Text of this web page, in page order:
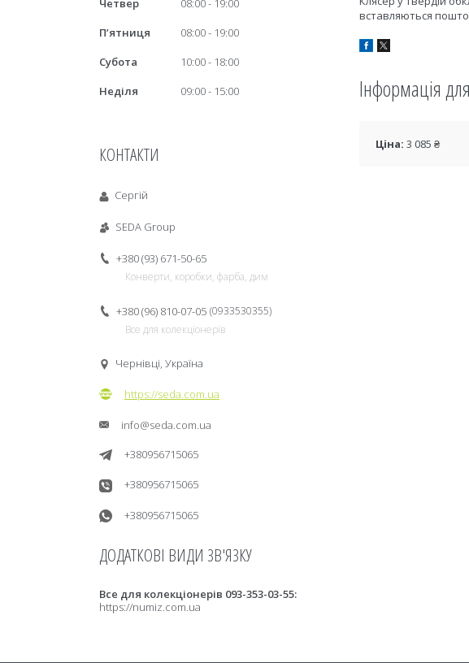
вставляються
Інформація
Ціна: 3 085 ₴
Четвер
08:00
19:00
Пʼятниця
08:00
19:00
Субота
10:00
18:00
Неділя
09:00 15:00
КОНТАКТИ
Сергій
SEDA Group
+380 (93) 671-50-65
Конверти, коробки, фарба, дим
+380 (96) 810-07-05 0933530355
Все для колекціонерів
Чернівці, Україна
https://seda.com.ua
info@seda.com.ua
+380956715065
+380956715065
+380956715065
Все для колекціонерів 093-353-03-55
https://numiz.com.ua